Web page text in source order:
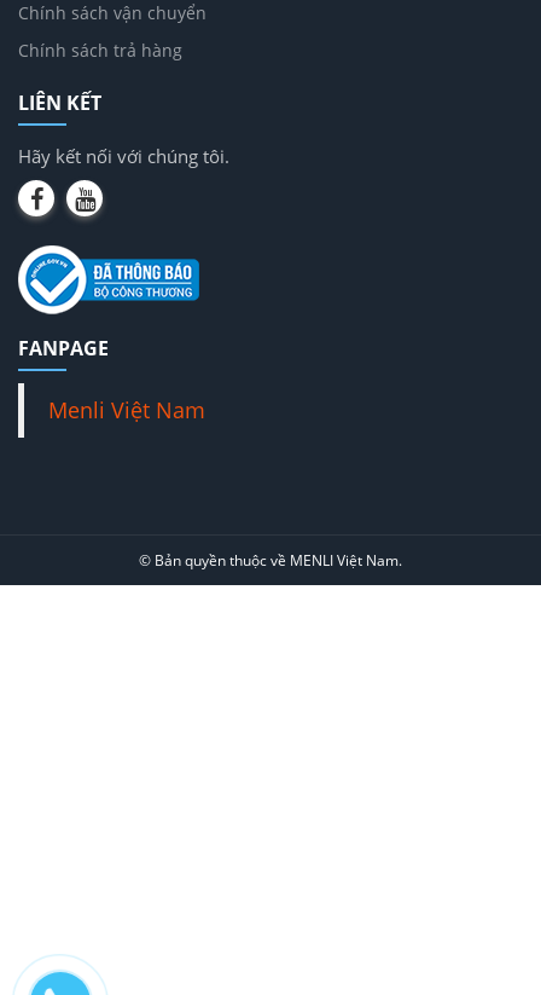
Chính sách vận chuyển
Chính sách trả hàng
LIÊN KẾT
Hãy kết nối với chúng tôi.
FANPAGE
Menli Việt Nam
© Bản quyền thuộc về MENLI Việt Nam.